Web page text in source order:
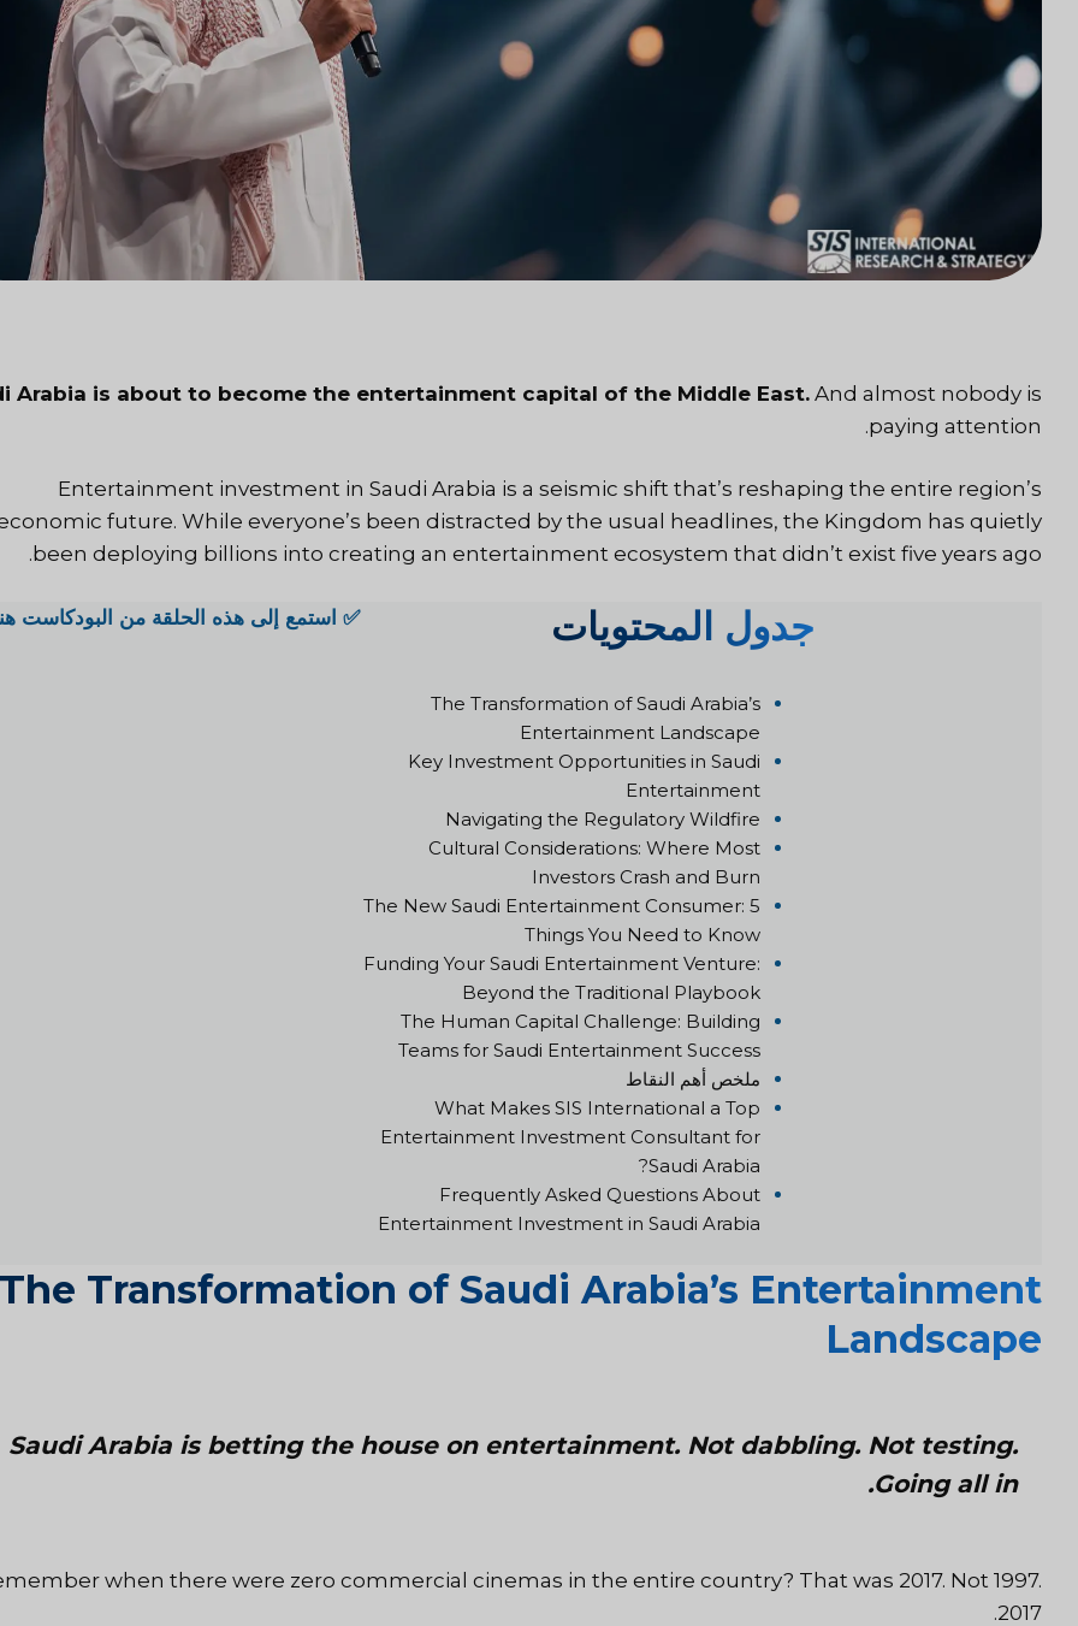
Arabia is about to become the entertainment capital of the Middle East. And almost nobody is
paying attention.
Entertainment investment in Saudi Arabia is a seismic shift that’s reshaping the entire region’s
future. While everyone’s been distracted by the usual headlines, the Kingdom has quietly
been deploying billions into creating an entertainment ecosystem that didn’t exist five years ago.
جدول المحتويات
The Transformation of Saudi Arabia’s
Entertainment Landscape
Key Investment Opportunities in Saudi
Entertainment
Navigating the Regulatory Wildfire
Cultural Considerations: Where Most
Investors Crash and Burn
The New Saudi Entertainment Consumer: 5
Things You Need to Know
Funding Your Saudi Entertainment Venture:
Beyond the Traditional Playbook
The Human Capital Challenge: Building
Teams for Saudi Entertainment Success
ملخص أهم النقاط
What Makes SIS International a Top
Entertainment Investment Consultant for
Saudi Arabia?
Frequently Asked Questions About
Entertainment Investment in Saudi Arabia
✅ استمع إلى هذه الحلقة من البودكاست
The Transformation of Saudi Arabia’s Entertainment
Landscape
Saudi Arabia is betting the house on entertainment. Not dabbling. Not testing.
Going all in.
when there were zero commercial cinemas in the entire country? That was 2017. Not 1997.
2017.